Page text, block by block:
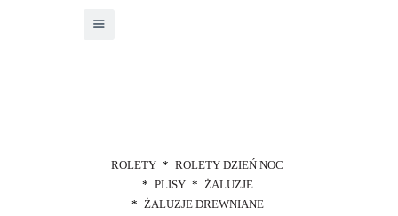
ROLETY
ROLETY DZIEŃ NOC
PLISY
ŻALUZJE
ŻALUZJE DREWNIANE